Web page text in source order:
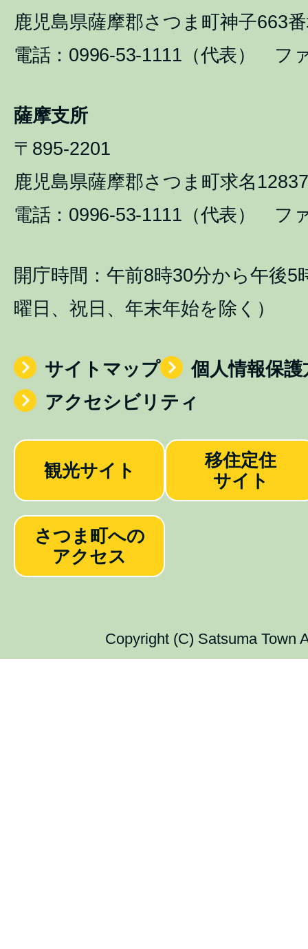
鹿児島県薩摩郡さつま町神子663
電話：0996-53-1111（代表） フ
薩摩支所
〒895-2201
鹿児島県薩摩郡さつま町求名
電話：0996-53-1111（代表） フ
開庁時間：午前8時30分から午後5
曜日、祝日、年末年始を除く）
サイトマップ
個人情報保護
アクセシビリティ
観光サイト
移住定住
サイト
さつま町への
アクセス
Copyright (C) Satsuma Town